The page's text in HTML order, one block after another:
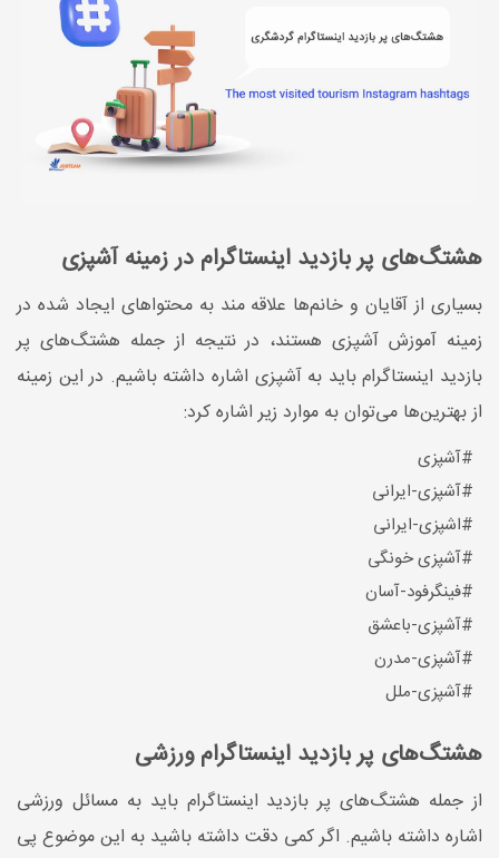
هشتگ‌های پر بازدید اینستاگرام در زمینه آشپزی
بسیاری از آقایان و خانم‌ها علاقه مند به محتواهای ایجاد شده در
زمینه آموزش آشپزی هستند، در نتیجه از جمله هشتگ‌های پر
بازدید اینستاگرام باید به آشپزی اشاره داشته باشیم. در این زمینه
از بهترین‌ها می‌توان به موارد زیر اشاره کرد:
#آشپزی
#آشپزی-ایرانی
#اشپزی-ایرانی
#آشپزی خونگی
#فینگرفود-آسان
#آشپزی-باعشق
#آشپزی-مدرن
#آشپزی-ملل
هشتگ‌های پر بازدید اینستاگرام ورزشی
از جمله هشتگ‌های پر بازدید اینستاگرام باید به مسائل ورزشی
اشاره داشته باشیم. اگر کمی دقت داشته باشید به این موضوع پی